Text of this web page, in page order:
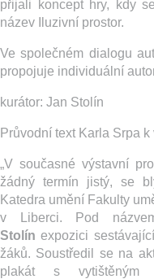
přijali koncept hry, kdy
název Iluzivní prostor.
Ve společném dialogu
propojuje individuální
kurátor: Jan Stolín
Průvodní text Karla Srpa k
„V současné výstavní
žádný termín jistý, se
Katedra umění Fakulty
v Liberci. Pod
Stolín expozici
žáků. Soustředil se na
plakát s vytištěným